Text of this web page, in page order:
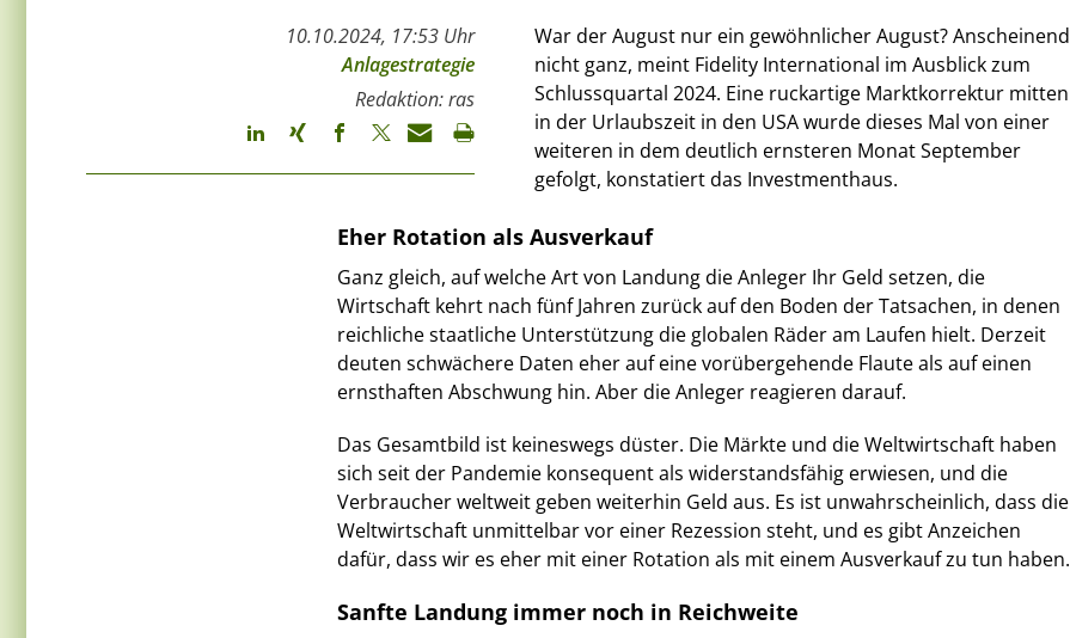
10.10.2024, 17:53 Uhr
Anlagestrategie
Redaktion: ras
War der August nur ein gewöhnlicher August? Anscheinend
nicht ganz, meint Fidelity International im Ausblick zum
Schlussquartal 2024. Eine ruckartige Marktkorrektur mitten
in der Urlaubszeit in den USA wurde dieses Mal von einer
weiteren in dem deutlich ernsteren Monat September
gefolgt, konstatiert das Investmenthaus.
Eher Rotation als Ausverkauf
Ganz gleich, auf welche Art von Landung die Anleger Ihr Geld setzen, die
Wirtschaft kehrt nach fünf Jahren zurück auf den Boden der Tatsachen, in denen
reichliche staatliche Unterstützung die globalen Räder am Laufen hielt. Derzeit
deuten schwächere Daten eher auf eine vorübergehende Flaute als auf einen
ernsthaften Abschwung hin. Aber die Anleger reagieren darauf.
Das Gesamtbild ist keineswegs düster. Die Märkte und die Weltwirtschaft haben
sich seit der Pandemie konsequent als widerstandsfähig erwiesen, und die
Verbraucher weltweit geben weiterhin Geld aus. Es ist unwahrscheinlich, dass die
Weltwirtschaft unmittelbar vor einer Rezession steht, und es gibt Anzeichen
dafür, dass wir es eher mit einer Rotation als mit einem Ausverkauf zu tun haben.
Sanfte Landung immer noch in Reichweite